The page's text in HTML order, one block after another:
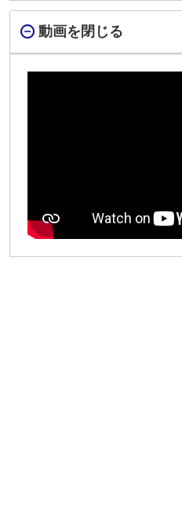
動画を閉じる